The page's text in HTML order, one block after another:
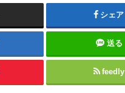
シェア
送る
feedly